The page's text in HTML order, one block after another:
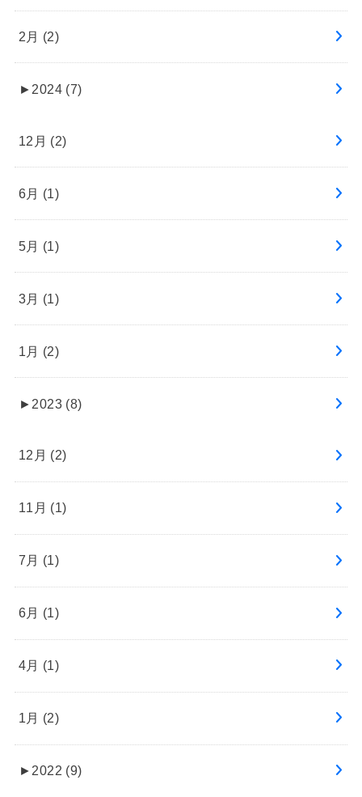
2月 (2)
► 2024 (7)
12月 (2)
6月 (1)
5月 (1)
3月 (1)
1月 (2)
► 2023 (8)
12月 (2)
11月 (1)
7月 (1)
6月 (1)
4月 (1)
1月 (2)
► 2022 (9)